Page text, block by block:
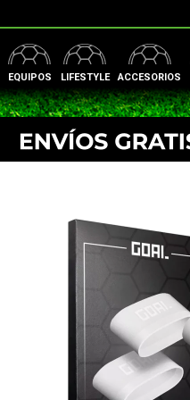
EQUIPOS LIFESTYLE ACCESORIOS